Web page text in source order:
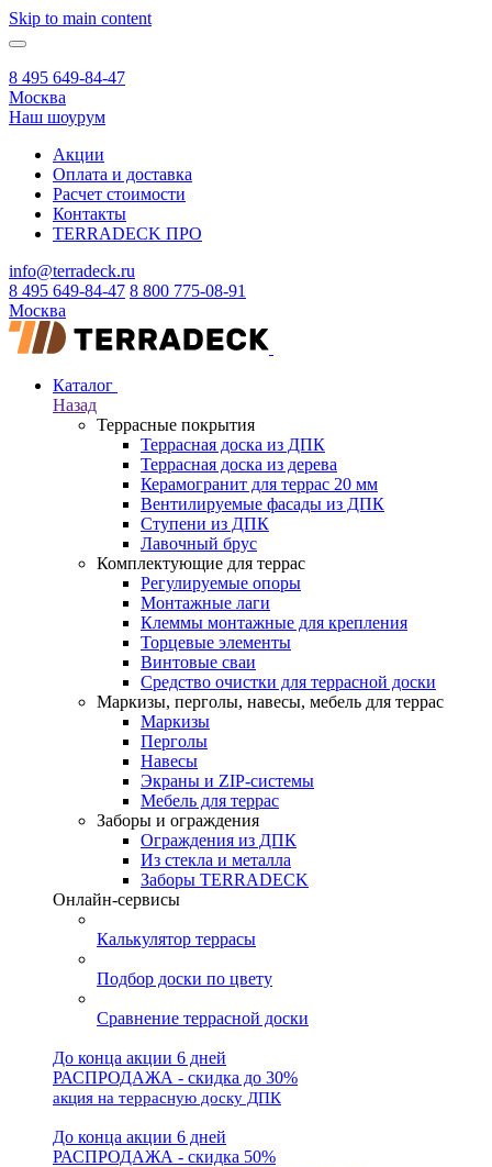
Skip to main content
8 495 649-84-47
Москва
Наш шоурум
Акции
Оплата и доставка
Расчет стоимости
Контакты
TERRADECK ПРО
info@terradeck.ru
8 495 649-84-47 8 800 775-08-91
Москва
Каталог
Назад
Террасные покрытия
Террасная доска из ДПК
Террасная доска из дерева
Керамогранит для террас 20 мм
Вентилируемые фасады из ДПК
Ступени из ДПК
Лавочный брус
Комплектующие для террас
Регулируемые опоры
Монтажные лаги
Клеммы монтажные для крепления
Торцевые элементы
Винтовые сваи
Средство очистки для террасной доски
Маркизы, перголы, навесы, мебель для террас
Маркизы
Перголы
Навесы
Экраны и ZIP-системы
Мебель для террас
Заборы и ограждения
Ограждения из ДПК
Из стекла и металла
Заборы TERRADECK
Онлайн-сервисы
Калькулятор террасы
Подбор доски по цвету
Сравнение террасной доски
До конца акции 6 дней
РАСПРОДАЖА - скидка до 30%
акция на террасную доску ДПК
До конца акции 6 дней
РАСПРОДАЖА - скидка 50%